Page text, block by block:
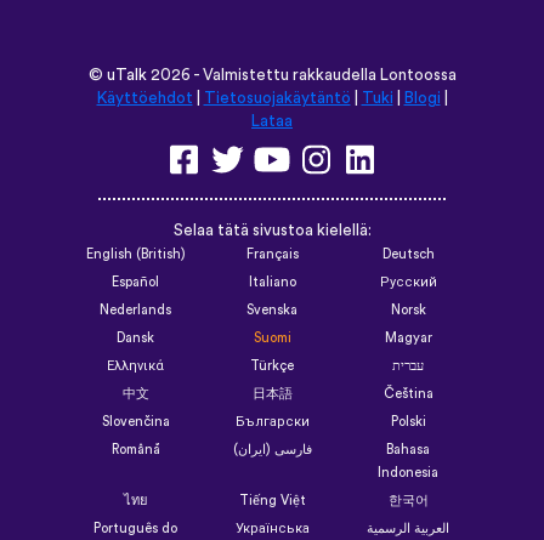
© uTalk2026 - Valmistettu rakkaudella Lontoossa
Käyttöehdot
Tietosuojakäytäntö Tuki Blogi
Lataa
Selaa tätä sivustoa kielellä:
English (British) Français Deutsch
Español Italiano Русский
Nederlands Svenska Norsk
Dansk Suomi Magyar
Ελληνικά Türkçe עברית
中文 日本語 Čeština
Slovenčina Български Polski
Română فارسی (ایران)
Bahasa
Indonesia
ไทย Tiếng Việt 한국어
Português do Українська العربية الرسمية